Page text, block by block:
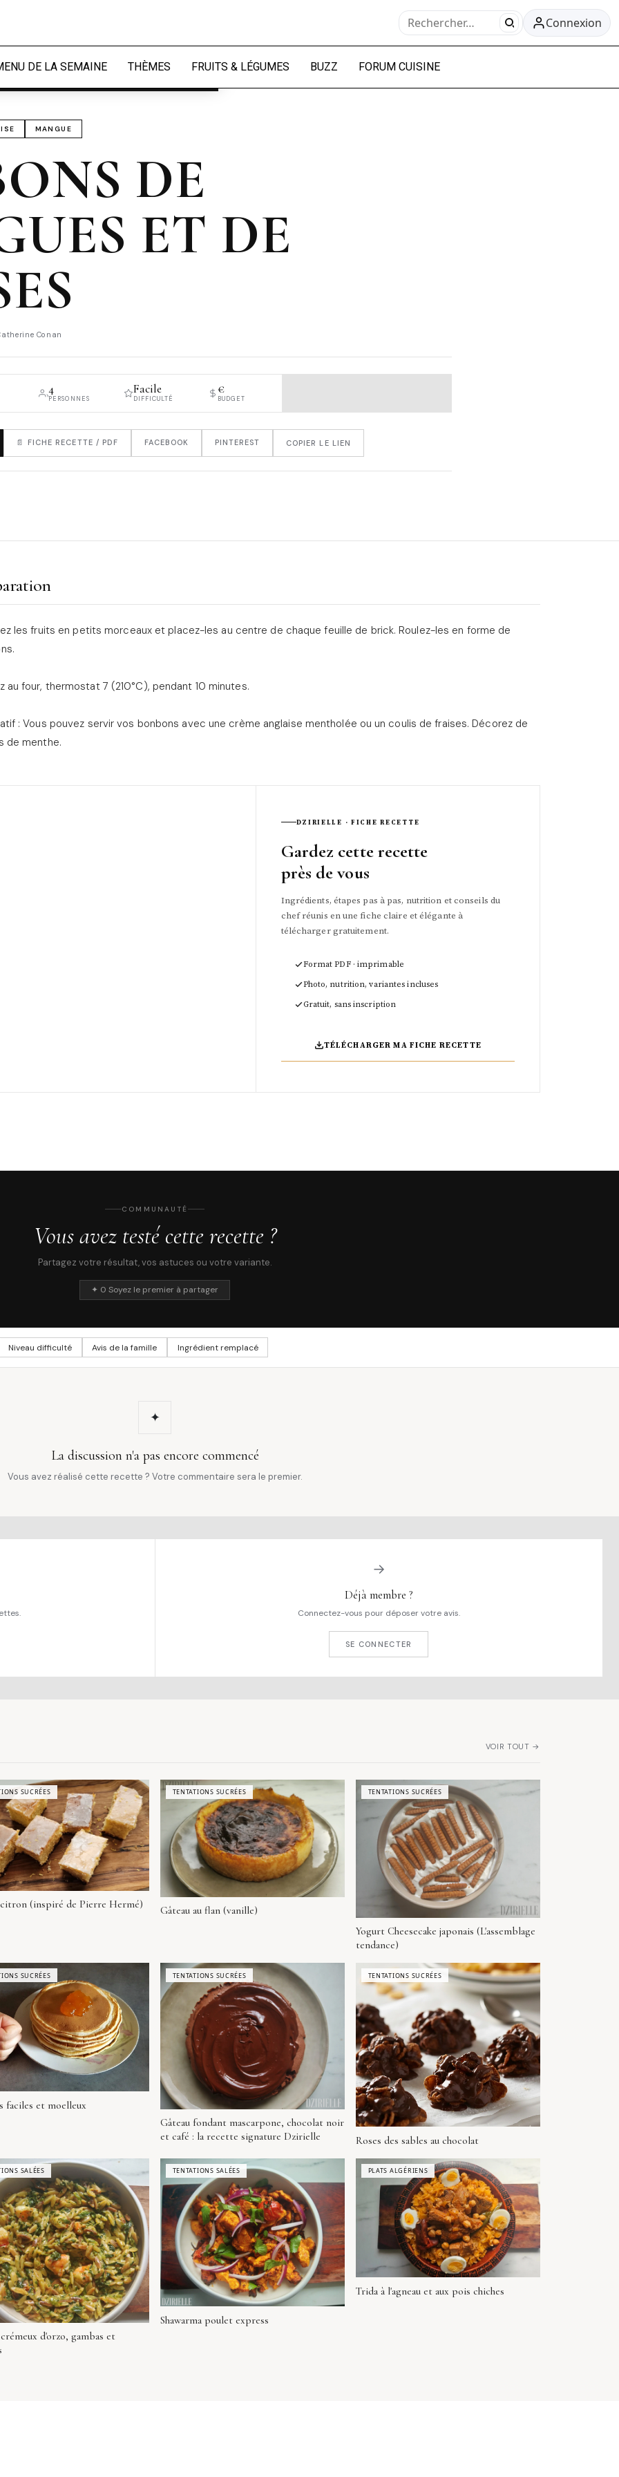
et mesurer l'audience. Connexion
DE LA SEMAINE THÈMES FRUITS & LÉGUMES BUZZ FORUM CUISINE
MANGUE
DE
ET DE
Conan
4
PERSONNES
Facile
DIFFICULTÉ
€
BUDGET
📄 FICHE RECETTE / PDF FACEBOOK PINTEREST COPIER LE LIEN
les fruits en petits morceaux et placez-les au centre de chaque feuille de brick. Roulez-les en forme de
au four, thermostat 7 (210°C), pendant 10 minutes.
: Vous pouvez servir vos bonbons avec une crème anglaise mentholée ou un coulis de fraises. Décorez de
de menthe.
DZIRIELLE · FICHE RECETTE
Gardez cette recette
près de vous
Ingrédients, étapes pas à pas, nutrition et conseils du
chef réunis en une fiche claire et élégante à
télécharger gratuitement.
Format PDF · imprimable
Photo, nutrition, variantes incluses
Gratuit, sans inscription
TÉLÉCHARGER MA FICHE RECETTE
COMMUNAUTÉ
Vous avez testé cette recette ?
Partagez votre résultat, vos astuces ou votre variante.
✦ 0 Soyez le premier à partager
Niveau difficulté Avis de la famille Ingrédient remplacé
✦
La discussion n'a pas encore commencé
Vous avez réalisé cette recette ? Votre commentaire sera le premier.
→
Déjà membre ?
Connectez-vous pour déposer votre avis.
SE CONNECTER
VOIR TOUT →
SUCRÉES
citron (inspiré de Pierre Hermé)
TENTATIONS SUCRÉES
Gâteau au flan (vanille)
TENTATIONS SUCRÉES
Yogurt Cheesecake japonais (L'assemblage
tendance)
SUCRÉES
faciles et moelleux
TENTATIONS SUCRÉES
Gâteau fondant mascarpone, chocolat noir
et café : la recette signature Dzirielle
TENTATIONS SUCRÉES
Roses des sables au chocolat
SALÉES
d'orzo, gambas et
TENTATIONS SALÉES
Shawarma poulet express
PLATS ALGÉRIENS
Trida à l'agneau et aux pois chiches